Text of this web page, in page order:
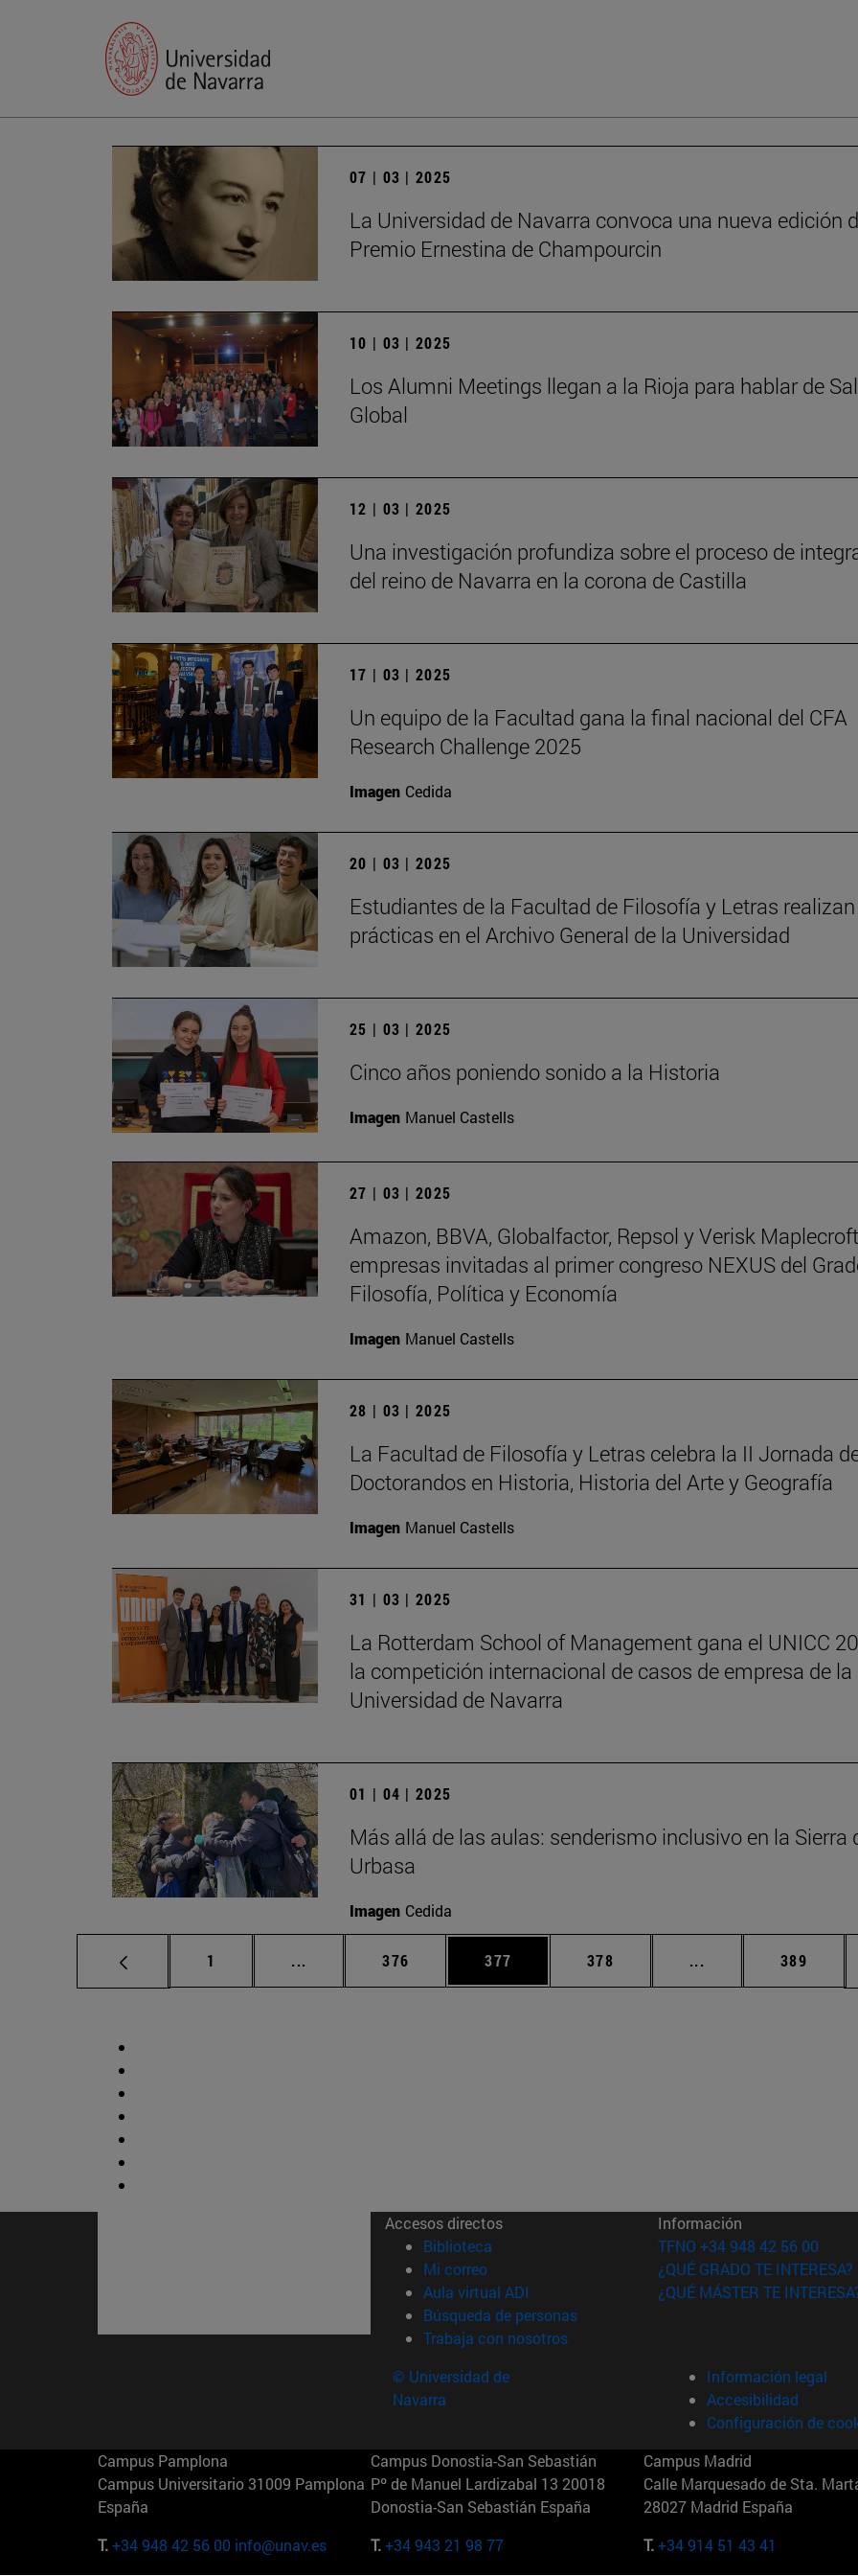
07 | 03 | 2025
La Universidad de Navarra convoca una nueva edición
Premio Ernestina de Champourcin
10 | 03 | 2025
Los Alumni Meetings llegan a la Rioja para hablar de
Global
12 | 03 | 2025
Una investigación profundiza sobre el proceso de
del reino de Navarra en la corona de Castilla
17 | 03 | 2025
Un equipo de la Facultad gana la final nacional del CFA
Research Challenge 2025
Imagen Cedida
20 | 03 | 2025
Estudiantes de la Facultad de Filosofía y Letras realizan
prácticas en el Archivo General de la Universidad
25 | 03 | 2025
Cinco años poniendo sonido a la Historia
Imagen Manuel Castells
27 | 03 | 2025
Amazon, BBVA, Globalfactor, Repsol y Verisk
empresas invitadas al primer congreso NEXUS del
Filosofía, Política y Economía
Imagen Manuel Castells
28 | 03 | 2025
La Facultad de Filosofía y Letras celebra la II Jornada
Doctorandos en Historia, Historia del Arte y Geografía
Imagen Manuel Castells
31 | 03 | 2025
La Rotterdam School of Management gana el UNICC
la competición internacional de casos de empresa de la
Universidad de Navarra
01 | 04 | 2025
Más allá de las aulas: senderismo inclusivo en la Sierra
Urbasa
Imagen Cedida
Página
1 ... Páginas intermedias Use TAB para desplazarse.
Página
376 Página
377 Página
378 ... Páginas intermedias
Página
389
Accesos directos
Biblioteca (abre en nueva ventana)
Mi correo(abre en nueva ventana)
Aula virtual ADI (abre en nueva ventana)
Búsqueda de personas(abre en nueva ventana)
Trabaja con nosotros(abre en nueva ventana)
Información
TFNO +34 948 42 56 00
¿QUÉ GRADO TE INTERESA?
¿QUÉ MÁSTER TE
© Universidad de
Navarra
Información legal
Accesibilidad
Configuración de
Campus Pamplona
Campus Universitario 31009 Pamplona
España
T.+34 948 42 56 00 info@unav.es
Campus Donostia-San Sebastián
Pº de Manuel Lardizabal 13 20018
Donostia-San Sebastián España
T.+34 943 21 98 77
Campus Madrid
Calle Marquesado de Sta.
28027 Madrid España
T.+34 914 51 43 41